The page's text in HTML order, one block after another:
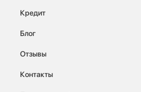
Кредит
Блог
Отзывы
Контакты